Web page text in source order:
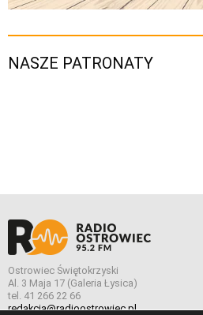
NASZE PATRONATY
Ostrowiec Świętokrzyski
Al. 3 Maja 17 (Galeria Łysica)
tel. 41 266 22 66
redakcja@radioostrowiec.pl